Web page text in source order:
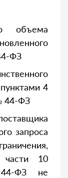
объема
ФЗ
4
44-ФЗ
запроса
части 10
ФЗ не